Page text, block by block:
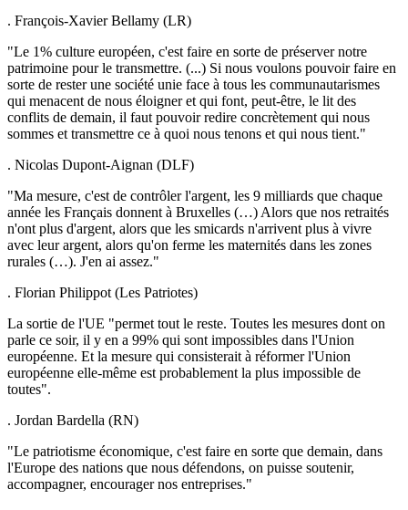
. François-Xavier Bellamy (LR)
"Le 1% culture européen, c'est faire en sorte de préserver notre
patrimoine pour le transmettre. (...) Si nous voulons pouvoir faire en
sorte de rester une société unie face à tous les communautarismes
qui menacent de nous éloigner et qui font, peut-être, le lit des
conflits de demain, il faut pouvoir redire concrètement qui nous
sommes et transmettre ce à quoi nous tenons et qui nous tient."
. Nicolas Dupont-Aignan (DLF)
"Ma mesure, c'est de contrôler l'argent, les 9 milliards que chaque
année les Français donnent à Bruxelles (…) Alors que nos retraités
n'ont plus d'argent, alors que les smicards n'arrivent plus à vivre
avec leur argent, alors qu'on ferme les maternités dans les zones
rurales (…). J'en ai assez."
. Florian Philippot (Les Patriotes)
La sortie de l'UE "permet tout le reste. Toutes les mesures dont on
parle ce soir, il y en a 99% qui sont impossibles dans l'Union
européenne. Et la mesure qui consisterait à réformer l'Union
européenne elle-même est probablement la plus impossible de
toutes".
. Jordan Bardella (RN)
"Le patriotisme économique, c'est faire en sorte que demain, dans
l'Europe des nations que nous défendons, on puisse soutenir,
accompagner, encourager nos entreprises."